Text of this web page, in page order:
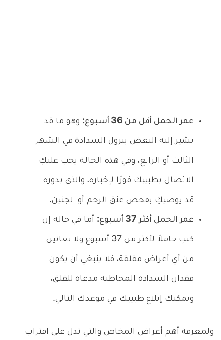
عمر الحمل أقل من 36 أسبوع: وهو ما قد
يشير إليه البعض بنزول السدادة في الشهر
الثالث أو الرابع، وفي هذه الحالة يجب عليكِ
الاتصال بطبيبك فورًا لإخباره، والذي بدوره
قد يوصيكِ بفحص عنق الرحم أو الجنين.
عمر الحمل أكثر 37 أسبوع: أما في حالة إن
كنتِ حاملاً لأكثر من 37 أسبوع ولا تعانين
من أي أعراض مقلقة، فلا ينبغي أن يكون
فقدان السدادة المخاطية مدعاة للقلق،
ويمكنك إبلاغ طبيبك في موعدك التالي.
ولمعرفة أهم أعراض المخاض والتي تدل على اقتراب